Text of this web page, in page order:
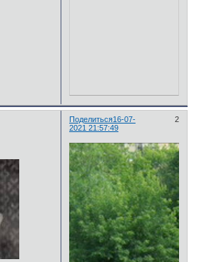
Поделиться 2
16-07-
2021 21:57:49